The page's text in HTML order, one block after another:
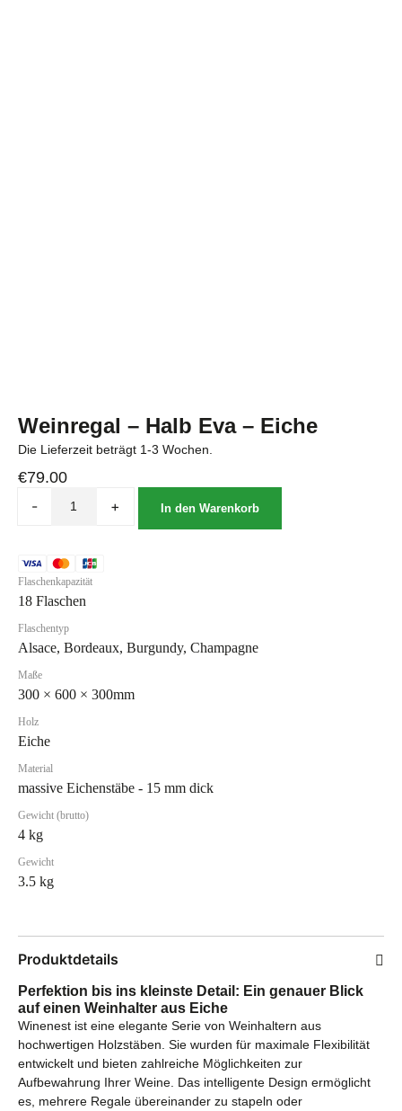
Weinregal – Halb Eva – Eiche
Die Lieferzeit beträgt 1-3 Wochen.
€79.00
-
+ In den Warenkorb
Flaschenkapazität
18 Flaschen
Flaschentyp
Alsace, Bordeaux, Burgundy, Champagne
Maße
300 × 600 × 300mm
Holz
Eiche
Material
massive Eichenstäbe - 15 mm dick
Gewicht (brutto)
4 kg
Gewicht
3.5 kg
Produktdetails
Perfektion bis ins kleinste Detail: Ein genauer Blick
auf einen Weinhalter aus Eiche
Winenest ist eine elegante Serie von Weinhaltern aus
hochwertigen Holzstäben. Sie wurden für maximale Flexibilität
entwickelt und bieten zahlreiche Möglichkeiten zur
Aufbewahrung Ihrer Weine. Das intelligente Design ermöglicht
es, mehrere Regale übereinander zu stapeln oder